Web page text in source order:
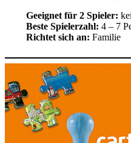
Geeignet für 2 Spieler:
Beste Spielerzahl: 4 – 7
Richtet sich an: Familie